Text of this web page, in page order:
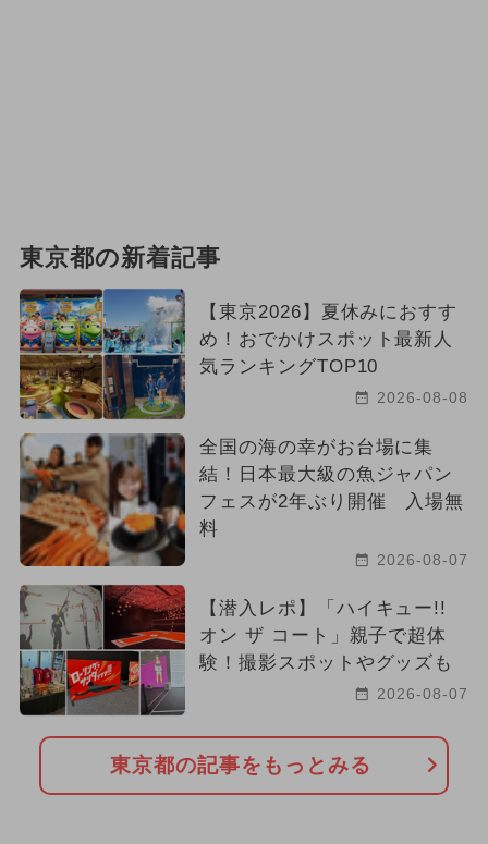
東京都の新着記事
【東京2026】夏休みにおすす
め！おでかけスポット最新人
気ランキングTOP10
2026-08-08
全国の海の幸がお台場に集
結！日本最大級の魚ジャパン
フェスが2年ぶり開催 入場無
料
2026-08-07
【潜入レポ】「ハイキュー!!
オン ザ コート」親子で超体
験！撮影スポットやグッズも
2026-08-07
東京都の記事をもっとみる